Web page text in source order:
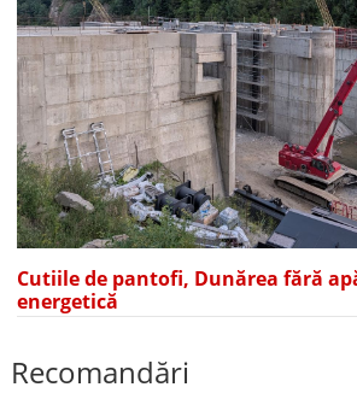
Cutiile de pantofi, Dunărea fără
energetică
Recomandări